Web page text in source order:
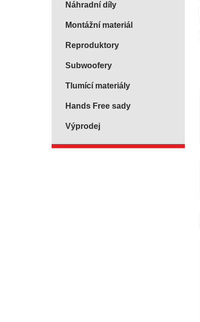
Náhradní díly
Montážní materiál
Reproduktory
Subwoofery
Tlumící materiály
Hands Free sady
Výprodej